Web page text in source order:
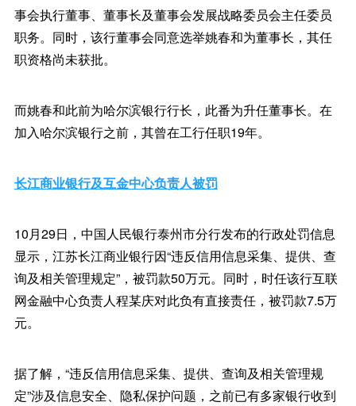
事会执行董事、董事长及董事会发展战略委员会主任委员
职务。同时，该行董事会同意选举姚春和为董事长，其任
职资格尚未获批。
而姚春和此前为哈尔滨银行行长，此番为升任董事长。在
加入哈尔滨银行之前，其曾在工行任职19年。
长江商业银行及互金中心负责人被罚
10月29日，中国人民银行泰州市分行发布的行政处罚信息
显示，江苏长江商业银行因“违反信用信息采集、提供、查
询及相关管理规定”，被罚款50万元。同时，时任该行互联
网金融中心负责人程某庆对此负有直接责任，被罚款7.5万
元。
据了解，“违反信用信息采集、提供、查询及相关管理规
定”涉及信息安全、隐私保护问题，之前已有多家银行收到